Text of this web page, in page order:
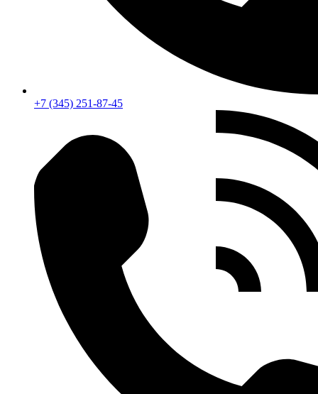
+7 (345) 251-87-45